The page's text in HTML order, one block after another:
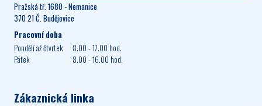
Pražská tř. 1680 - Nemanice
370 21 Č. Budějovice
Pracovní doba
Pondělí až čtvrtek
8.00 - 17.00 hod.
Pátek
8.00 - 16.00 hod.
Zákaznická linka